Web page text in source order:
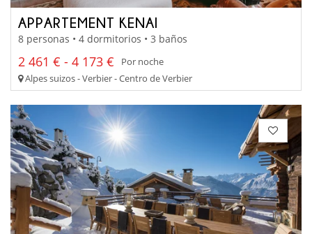
APPARTEMENT KENAI
8 personas • 4 dormitorios • 3 baños
2 461 € - 4 173 €
Por noche
Alpes suizos - Verbier - Centro de Verbier